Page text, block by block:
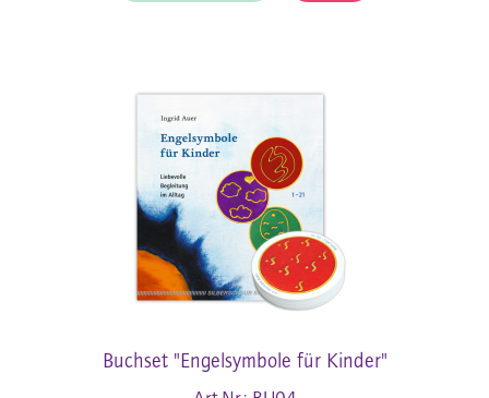
Buchset "Engelsymbole für Kinder"